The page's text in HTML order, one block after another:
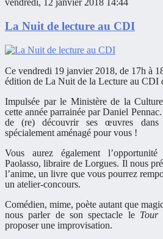
vendredi, 12 janvier 2018 14:44
La Nuit de lecture au CDI
Ce vendredi 19 janvier 2018, de 17h à
édition de La Nuit de la Lecture au CDI
Impulsée par le Ministère de la
cette année parrainée par Daniel
de (re) découvrir ses œuvres
spécialement aménagé pour vous !
Vous aurez également
Paolasso, libraire de Lorgues. Il nous
l’anime, un livre que vous pourrez
un atelier-concours.
Comédien, mime, poète autant que
nous parler de son spectacle le Tour
proposer une improvisation.